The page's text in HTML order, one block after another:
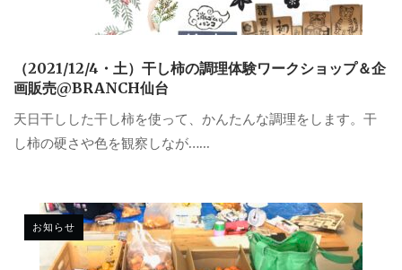
（2021/12/4・土）干し柿の調理体験ワークショップ＆企
画販売@BRANCH仙台
天日干しした干し柿を使って、かんたんな調理をします。干
し柿の硬さや色を観察しなが…...
お知らせ